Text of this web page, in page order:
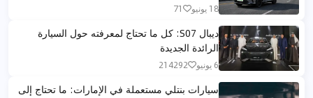
18 يونيو 71
ديبال S07: كل ما تحتاج لمعرفته حول السيارة
الرائدة الجديدة
6 يونيو 214292
سيارات بنتلي مستعملة في الإمارات: ما تحتاج إلى